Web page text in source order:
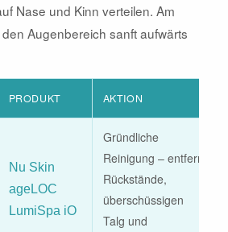
Nase und Kinn verteilen. Am
Augenbereich sanft aufwärts
PRODUKT AKTION
Nu Skin
ageLOC
LumiSpa iO
Gründliche
Reinigung – entfernt
Rückstände,
überschüssigen
Talg und